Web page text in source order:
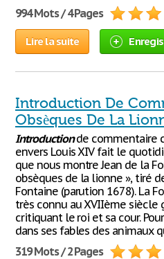
994 Mots / 4 Pages
Lire la suite
Introduction De
Obsèques De La
Introductionde commentaire
envers Louis XIV fait le
que nous montre Jean de la
obsèques de la lionne », tiré
Fontaine (parution 1678). La
très connu au XVIIème siècle
critiquant le roi et sa cour.
dans ses fables des animaux
319 Mots / 2 Pages